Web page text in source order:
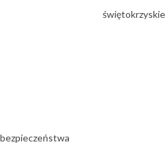
świętokrzyskie